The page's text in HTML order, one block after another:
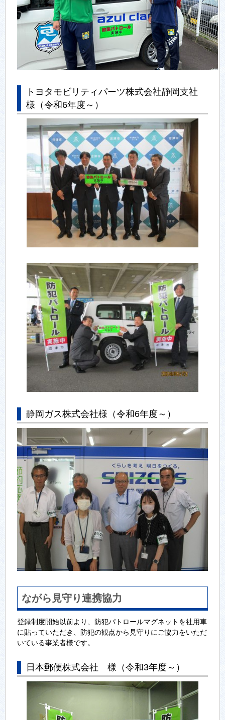
トヨタモビリティパーツ株式会社静岡支社
様（令和6年度～）
静岡ガス株式会社様（令和6年度～）
ながら見守り連携協力
登録制度開始以前より、防犯パトロールマグネットを社用車
に貼っていただき、防犯の観点から見守りにご協力をいただ
いている事業者様です。
日本郵便株式会社 様（令和3年度～）